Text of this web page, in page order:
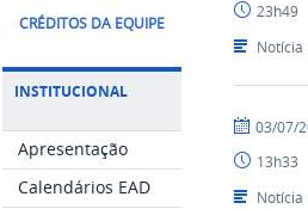
CRÉDITOS DA EQUIPE
INSTITUCIONAL
Apresentação
Calendários EAD
-
SEAD
23h49
Notícia
por
Feijó
Portela
publicado
03/07/
13h33
Notícia